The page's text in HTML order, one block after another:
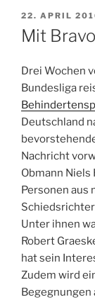
AM
22. APRIL
Mit
Drei Wochen
Bundesliga
Deutschland
Nachricht
Obmann
Personen aus
Unter ihnen
Robert
hat sein
Zudem wird
Begegnungen